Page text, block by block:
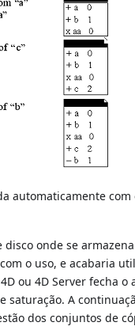
automaticamente
disco onde se
o uso, e acabaria
ou 4D Server fecha
saturação. A
dos conjuntos de